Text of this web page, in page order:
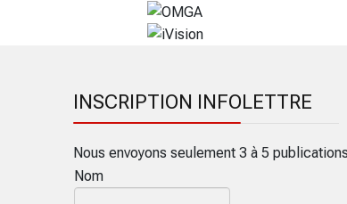
INSCRIPTION INFOLETTRE
Nous envoyons seulement 3 à 5
Nom